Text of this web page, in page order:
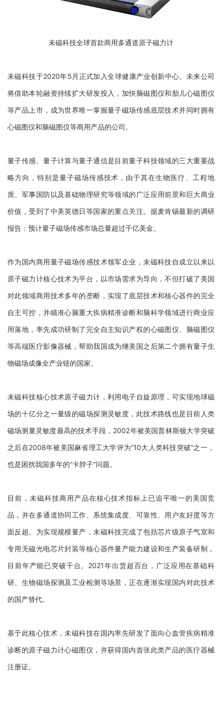
未磁科技全球首款商用多通道原子磁力计
未磁科技于2020年5月正式加入全球健康产业创新中心。未来公司
将借助本轮融资持续扩大研发投入，加快脑磁图仪和胎儿心磁图仪
等产品上市，成为世界唯一掌握量子磁场传感底层技术并同时拥有
心磁图仪和脑磁图仪等商用产品的公司。
量子传感、量子计算与量子通信是目前量子科技领域的三大重要战
略方向，特别是量子磁场传感技术，由于其在生物医疗、工程地
质、军事国防以及基础物理研究等领域的广泛应用前景和巨大商业
价值，受到了中美英德日等国家的重点关注。据麦肯锡最新的调研
报告：预计量子磁场传感市场总量超过千亿美金。
作为国内商用量子磁场传感技术领军企业，未磁科技自成立以来以
原子磁力计核心技术为平台，以市场需求为导向，不但打破了美国
对此领域商用技术多年的垄断，实现了底层技术和核心器件的完全
自主可控，并瞄准心脑重大疾病精准诊断和脑科学领域进行商业应
用落地，率先成功研制了完全自主知识产权的心磁图仪、脑磁图仪
等高端医疗影像器械，帮助我国成为继美国之后第二个拥有量子生
物磁场成像全产业链的国家。
未磁科技核心技术原子磁力计，利用电子自旋原理，可实现地球磁
场的十亿分之一量级的磁场探测灵敏度，此技术路线也是目前人类
磁场测量灵敏度最高的技术手段， 2002年被美国普林斯顿大学突破
之后在2008年被美国麻省理工大学评为“10大人类科技突破”之一，
也是困扰我国多年的“卡脖子”问题。
目前，未磁科技商用产品在核心技术指标上已追平唯一的美国竞
品，并在多通道协同工作、系统集成度、可靠性、用户友好度等方
面反超。为实现规模量产，未磁科技完成了包括芯片级原子气室和
专用无磁光电芯片封装等核心器件量产能力建设和生产装备研制，
目前年产能已突破千台。 2021年出货超百台，广泛应用在基础科
研、生物磁场探测及工业检测等场景，正在逐渐实现国内对此技术
的国产替代。
基于此核心技术，未磁科技在国内率先研发了面向心血管疾病精准
诊断的原子磁力计心磁图仪，并获得国内首张此类产品的医疗器械
注册证。